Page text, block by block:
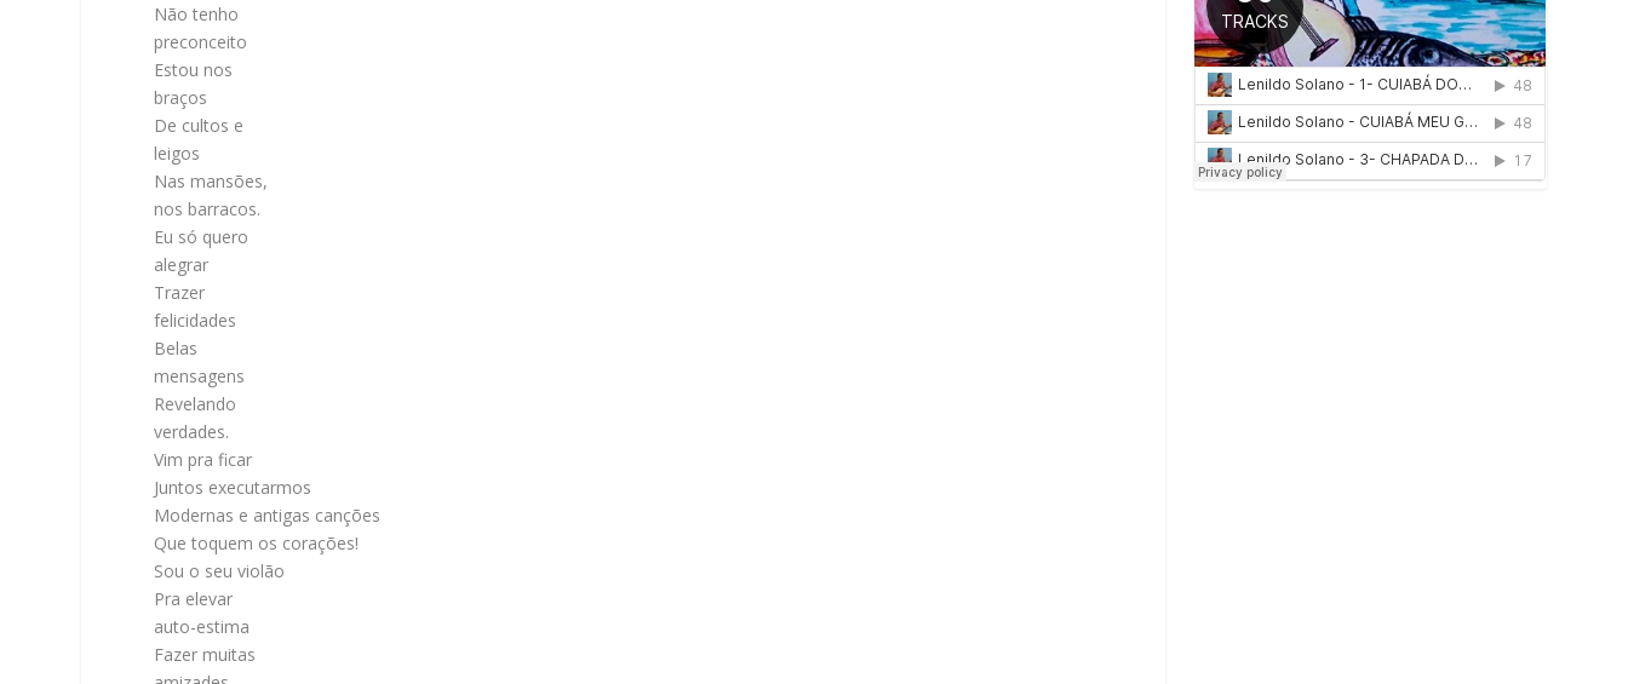
Não tenho
preconceito
Estou nos
braços
De cultos e
leigos
Nas mansões,
nos barracos.
Eu só quero
alegrar
Trazer
felicidades
Belas
mensagens
Revelando
verdades.
Vim pra ficar
Juntos executarmos
Modernas e antigas canções
Que toquem os corações!
Sou o seu violão
Pra elevar
auto-estima
Fazer muitas